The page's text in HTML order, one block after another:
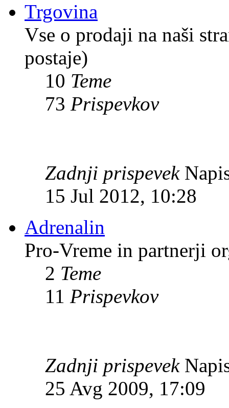
Trgovina
Vse o prodaji na naši
postaje)
10 Teme
73 Prispevkov
Zadnji prispevek
15 Jul 2012, 10:28
Adrenalin
Pro-Vreme in partnerji
2 Teme
11 Prispevkov
Zadnji prispevek
25 Avg 2009, 17:09